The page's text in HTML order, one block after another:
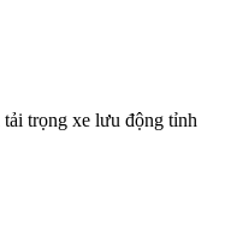
trọng xe lưu động tỉnh